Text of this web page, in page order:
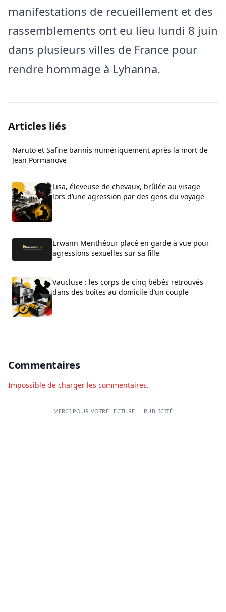
manifestations de recueillement et des
rassemblements ont eu lieu lundi 8 juin
dans plusieurs villes de France pour
rendre hommage à Lyhanna.
Articles liés
Naruto et Safine bannis numériquement après la mort de
Jean Pormanove
Lisa, éleveuse de chevaux, brûlée au visage
lors d’une agression par des gens du voyage
Erwann Menthéour placé en garde à vue pour
agressions sexuelles sur sa fille
Vaucluse : les corps de cinq bébés retrouvés
dans des boîtes au domicile d’un couple
Commentaires
Impossible de charger les commentaires.
MERCI POUR VOTRE LECTURE — PUBLICITÉ